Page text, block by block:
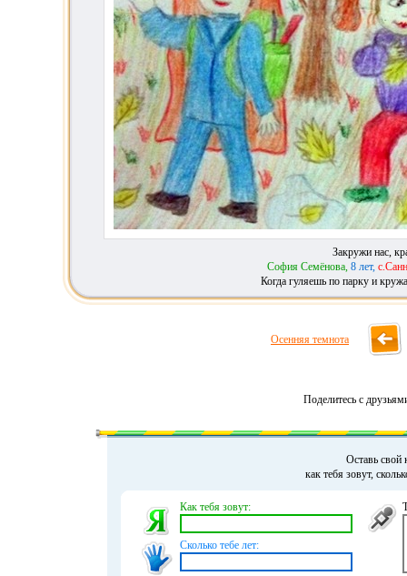
Закружи нас,
София Семёнова, 8 лет,
Когда гуляешь по парку и
Осенняя темнота
Поделитесь с
Оставь свой
как тебя зовут,
Как тебя зовут:
Сколько тебе лет: